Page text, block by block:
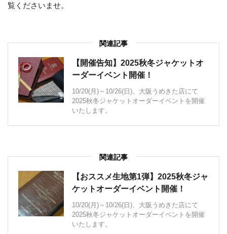
覧くださいませ。
関連記事
【開催告知】2025秋冬ジャケットオ
ーダーイベント開催！
10/20(月)～10/26(日)、大阪うめきた店にて
2025秋冬ジャケットオーダーイベントを開催
いたします。
関連記事
【おススメ生地第1弾】2025秋冬ジャ
ケットオーダーイベント開催！
10/20(月)～10/26(日)、大阪うめきた店にて
2025秋冬ジャケットオーダーイベントを開催
いたします。